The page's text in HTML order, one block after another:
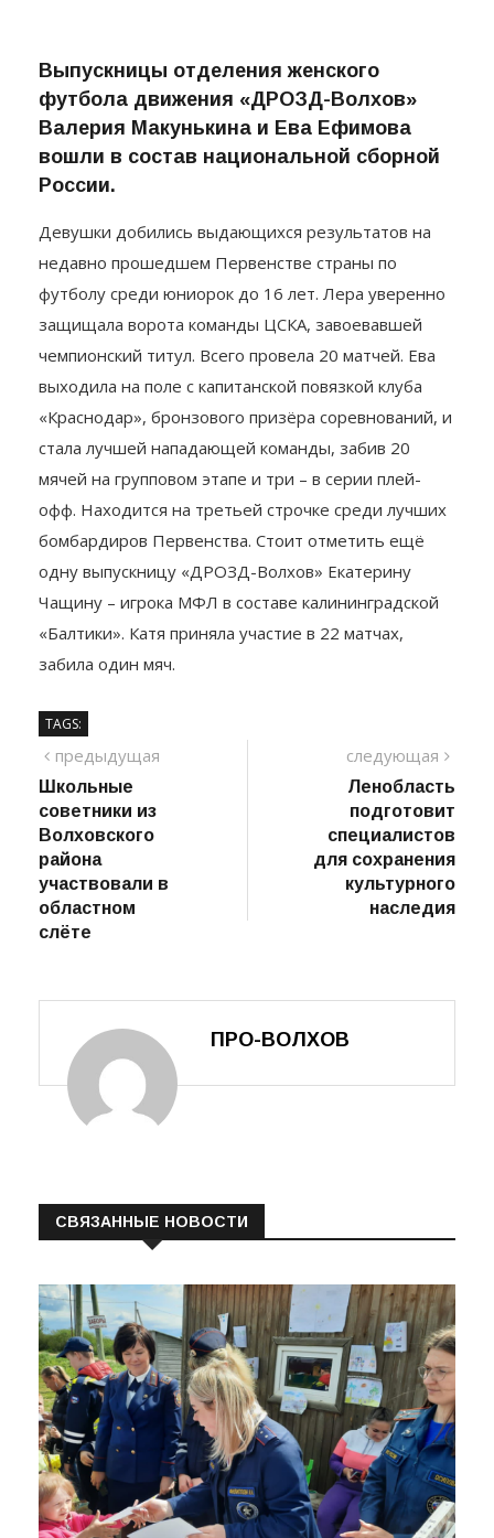
Выпускницы отделения женского
футбола движения «ДРОЗД-Волхов»
Валерия Макунькина и Ева Ефимова
России.
Девушки добились выдающихся результатов на
недавно прошедшем Первенстве страны по
футболу среди юниорок до 16 лет. Лера уверенно
защищала ворота команды ЦСКА, завоевавшей
чемпионский титул. Всего провела 20 матчей. Ева
выходила на поле с капитанской повязкой клуба
«Краснодар», бронзового призёра соревнований, и
стала лучшей нападающей команды, забив 20
мячей на групповом этапе и три – в серии плей-
офф. Находится на третьей строчке среди лучших
бомбардиров Первенства. Стоит отметить ещё
одну выпускницу «ДРОЗД-Волхов» Екатерину
Чащину – игрока МФЛ в составе калининградской
«Балтики». Катя приняла участие в 22 матчах,
забила один мяч.
TAGS:
Навигация
по
записям
предыдущая
Школьные
советники из
Волховского
района
участвовали в
следующая
Ленобласть
подготовит
специалистов
для сохранения
ПРО-ВОЛХОВ